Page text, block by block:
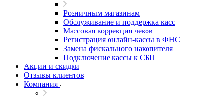
Розничным магазинам
Обслуживание и поддержка касс
Массовая коррекция чеков
Регистрация онлайн-кассы в ФНС
Замена фискального накопителя
Подключение кассы к СБП
Акции и скидки
Отзывы клиентов
Компания